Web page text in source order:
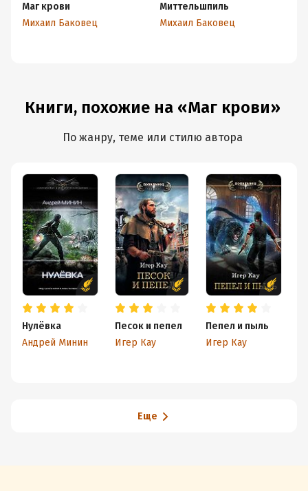
Маг крови
Михаил Баковец
Миттельшпиль
Михаил Баковец
Книги, похожие на «Маг крови»
По жанру, теме или стилю автора
Нулёвка
Андрей Минин
Песок и пепел
Игер Кау
Пепел и пыль
Игер Кау
Еще